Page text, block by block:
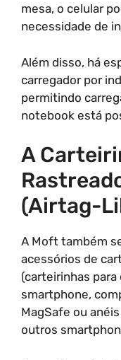
mesa, o celular
necessidade de
Além disso, há
carregador por
permitindo
notebook está
A
(Airtag-
A Moft também
acessórios de
(carteirinhas para
smartphone,
MagSafe ou
outros